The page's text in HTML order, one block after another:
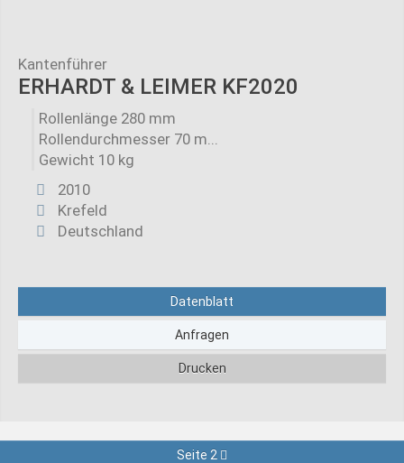
Kantenführer
ERHARDT & LEIMER KF2020
Rollenlänge 280 mm
Rollendurchmesser 70 m...
Gewicht 10 kg
2010
Krefeld
Deutschland
Datenblatt
Anfragen
Drucken
Seite 2